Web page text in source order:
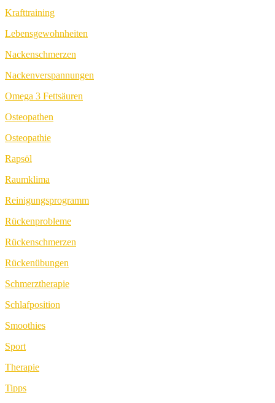
Krafttraining
Lebensgewohnheiten
Nackenschmerzen
Nackenverspannungen
Omega 3 Fettsäuren
Osteopathen
Osteopathie
Rapsöl
Raumklima
Reinigungsprogramm
Rückenprobleme
Rückenschmerzen
Rückenübungen
Schmerztherapie
Schlafposition
Smoothies
Sport
Therapie
Tipps